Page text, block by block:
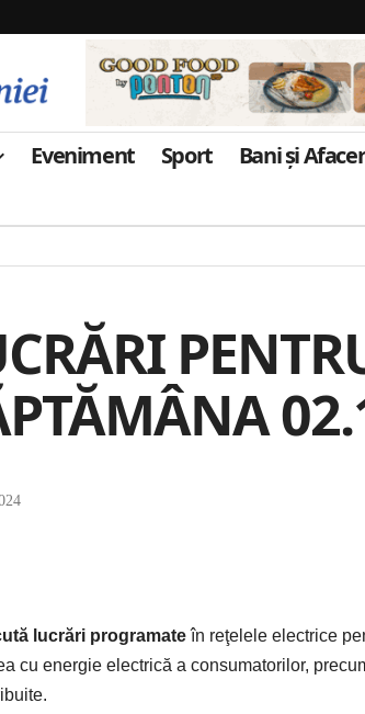
Eveniment Sport Bani și
lucrări programateîn reţelele electrice
cu energie electrică a consumatorilor,